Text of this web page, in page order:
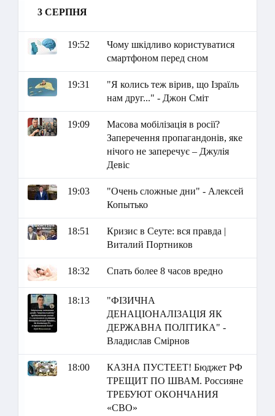
3 СЕРПНЯ
19:52
Чому шкідливо користуватися
смартфоном перед сном
19:31
"Я колись теж вірив, що Ізраїль
нам друг..." - Джон Сміт
19:09
Масова мобілізація в росії?
Заперечення пропагандонів, яке
нічого не заперечує – Джулія
Девіс
19:03
"Очень сложные дни" - Алексей
Копытько
18:51
Кризис в Сеуте: вся правда |
Виталий Портников
18:32 Спать более 8 часов вредно
18:13
"ФІЗИЧНА
ДЕНАЦІОНАЛІЗАЦІЯ ЯК
ДЕРЖАВНА ПОЛІТИКА" -
Владислав Смірнов
18:00
КАЗНА ПУСТЕЕТ! Бюджет РФ
ТРЕЩИТ ПО ШВАМ. Россияне
ТРЕБУЮТ ОКОНЧАНИЯ
«СВО»